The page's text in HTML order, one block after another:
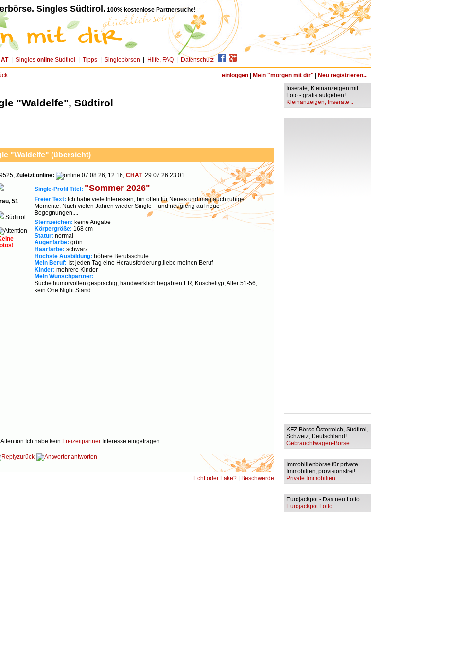
Singles Südtirol. 100% kostenlose Partnersuche!
| Singles online Südtirol Tipps Singlebörsen Hilfe, FAQ Datenschutz
einloggen Mein "morgen mit dir" Neu registrieren...
"Waldelfe", Südtirol
"Waldelfe" (übersicht)
Zuletzt online: 07.08.26, 12:16, CHAT: 29.07.26 23:01
51
Südtirol
Single-Profil Titel: "Sommer 2026"
Freier Text: Ich habe viele Interessen, bin offen für Neues und mag auch ruhige
Momente. Nach vielen Jahren wieder Single – und neugierig auf neue
Begegnungen....
Sternzeichen: keine Angabe
Körpergröße: 168 cm
Statur: normal
Augenfarbe: grün
Haarfarbe: schwarz
Höchste Ausbildung: höhere Berufsschule
Mein Beruf: Ist jeden Tag eine Herausforderung,liebe meinen Beruf
Kinder: mehrere Kinder
Mein Wunschpartner:
Suche humorvollen,gesprächig, handwerklich begabten ER, Kuscheltyp, Alter 51-56,
kein One Night Stand...
Ich habe kein Freizeitpartner Interesse eingetragen
zurück antworten
Echt oder Fake? Beschwerde
Inserate, Kleinanzeigen mit
Foto - gratis aufgeben!
Kleinanzeigen, Inserate...
KFZ-Börse Österreich, Südtirol,
Schweiz, Deutschland!
Gebrauchtwagen-Börse
Immobilienbörse für private
Immobilien, provisionsfrei!
Private Immobilien
Eurojackpot - Das neu Lotto
Eurojackpot Lotto